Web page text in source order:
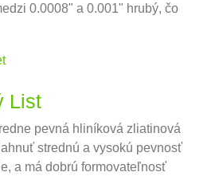
0.0008" a 0.001" hrubý, čo
List
pevná hliníková zliatinová
strednú a vysokú pevnosť
a má dobrú formovateľnosť